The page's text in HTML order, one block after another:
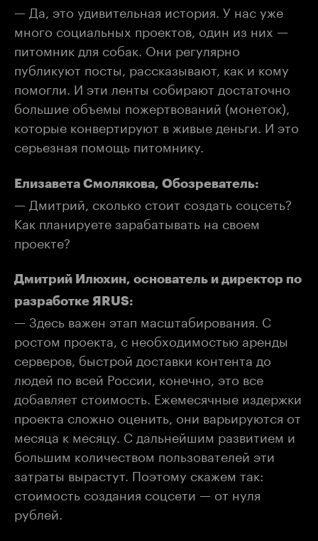
— Да, это удивительная история. У нас уже
много социальных проектов, один из них —
питомник для собак. Они регулярно
публикуют посты, рассказывают, как и кому
помогли. И эти ленты собирают достаточно
большие объемы пожертвований (монеток),
которые конвертируют в живые деньги. И это
серьезная помощь питомнику.
Елизавета Смолякова, Обозреватель:
— Дмитрий, сколько стоит создать соцсеть?
Как планируете зарабатывать на своем
проекте?
Дмитрий Илюхин, основатель и директор по
разработке ЯRUS:
— Здесь важен этап масштабирования. С
ростом проекта, с необходимостью аренды
серверов, быстрой доставки контента до
людей по всей России, конечно, это все
добавляет стоимость. Ежемесячные издержки
проекта сложно оценить, они варьируются от
месяца к месяцу. С дальнейшим развитием и
большим количеством пользователей эти
затраты вырастут. Поэтому скажем так:
стоимость создания соцсети — от нуля
рублей.